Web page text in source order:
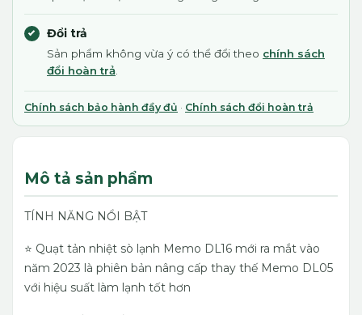
Đổi trả
Sản phẩm không vừa ý có thể đổi theo chính sách
đổi hoàn trả
Chính sách bảo hành đầy đủ · Chính sách đổi hoàn trả
Mô tả sản phẩm
TÍNH NĂNG NỔI BẬT
⭐️ Quạt tản nhiệt sò lạnh Memo DL16 mới ra mắt vào
năm 2023 là phiên bản nâng cấp thay thế Memo DL05
với hiệu suất làm lạnh tốt hơn